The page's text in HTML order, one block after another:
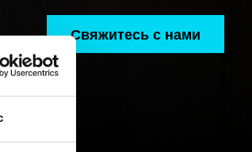
Свяжитесь с нами